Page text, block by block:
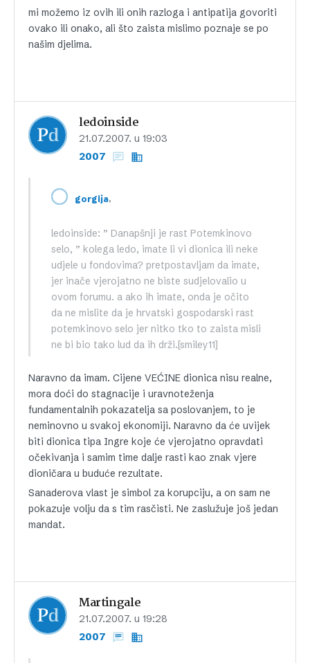
mi možemo iz ovih ili onih razloga i antipatija govoriti
ovako ili onako, ali što zaista mislimo poznaje se po
našim djelima.
ledoinside
21.07.2007. u 19:03
2007
gorgija,
ledoinside: ” Danapšnji je rast Potemkinovo
selo, ” kolega ledo, imate li vi dionica ili neke
udjele u fondovima? pretpostavljam da imate,
jer inače vjerojatno ne biste sudjelovalio u
ovom forumu. a ako ih imate, onda je očito
da ne mislite da je hrvatski gospodarski rast
potemkinovo selo jer nitko tko to zaista misli
ne bi bio tako lud da ih drži.[smiley11]
Naravno da imam. Cijene VEĆINE dionica nisu realne,
mora doći do stagnacije i uravnoteženja
fundamentalnih pokazatelja sa poslovanjem, to je
neminovno u svakoj ekonomiji. Naravno da će uvijek
biti dionica tipa Ingre koje će vjerojatno opravdati
očekivanja i samim time dalje rasti kao znak vjere
dioničara u buduće rezultate.
Sanaderova vlast je simbol za korupciju, a on sam ne
pokazuje volju da s tim rasčisti. Ne zaslužuje još jedan
mandat.
Martingale
21.07.2007. u 19:28
2007